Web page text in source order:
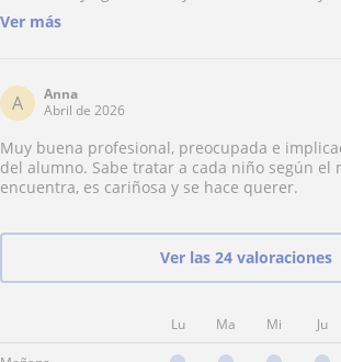
estudiantes. Se centra en desarrollar la
comunicación real, utilizando con frecuencia
paciente, corrige los errores de pronunciación
manera oportuna y ofrece explicaciones
notablemente.
Ver más
A
Anna
Abril de 2026
Muy buena profesional, preocupada e
del alumno. Sabe tratar a cada niño según el
encuentra, es cariñosa y se hace querer.
Ver las 24 valoraciones
Lu Ma Mi Ju